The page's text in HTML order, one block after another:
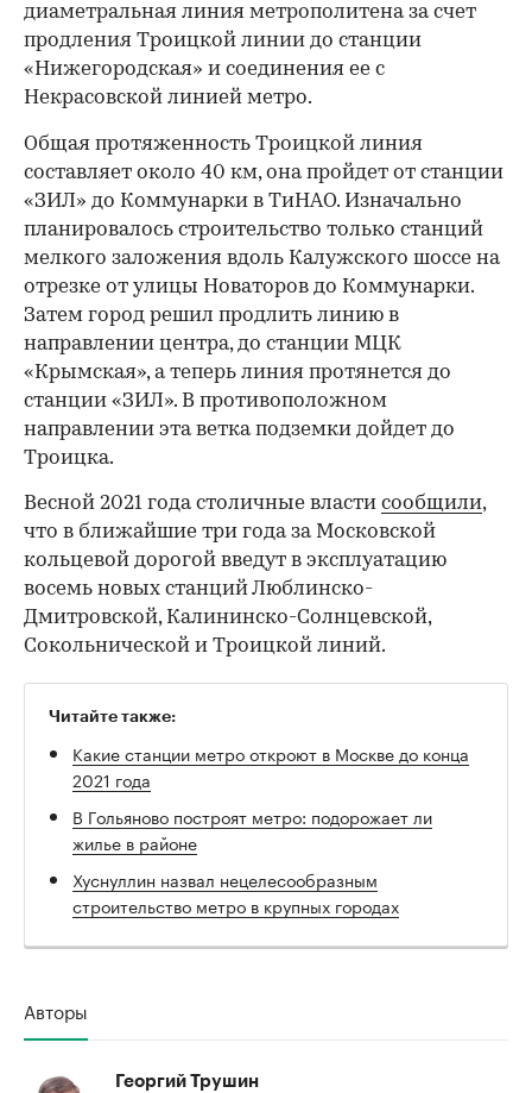
диаметральная линия метрополитена за счет
продления Троицкой линии до станции
«Нижегородская» и соединения ее с
Некрасовской линией метро.
00:00 / 00:00
Общая протяженность Троицкой линия
составляет около 40 км, она пройдет от станции
«ЗИЛ» до Коммунарки в ТиНАО. Изначально
планировалось строительство только станций
мелкого заложения вдоль Калужского шоссе на
отрезке от улицы Новаторов до Коммунарки.
Затем город решил продлить линию в
направлении центра, до станции МЦК
«Крымская», а теперь линия протянется до
станции «ЗИЛ». В противоположном
направлении эта ветка подземки дойдет до
Троицка.
Весной 2021 года столичные власти сообщили,
что в ближайшие три года за Московской
кольцевой дорогой введут в эксплуатацию
восемь новых станций Люблинско-
Дмитровской, Калининско-Солнцевской,
Сокольнической и Троицкой линий.
Читайте также:
Какие станции метро откроют в Москве до конца
2021 года
В Гольяново построят метро: подорожает ли
жилье в районе
Хуснуллин назвал нецелесообразным
строительство метро в крупных городах
Авторы
Георгий Трушин